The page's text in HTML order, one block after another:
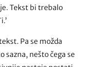
Tekst bi trebalo
Pa se možda
sazna, nešto čega se